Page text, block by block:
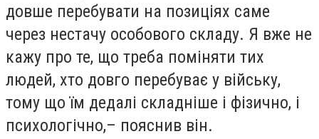
довше перебувати на позиціях саме
через нестачу особового складу. Я вже не
кажу про те, що треба поміняти тих
людей, хто довго перебуває у війську,
тому що їм дедалі складніше і фізично, і
психологічно,– пояснив він.